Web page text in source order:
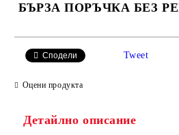
БЪРЗА ПОРЪЧКА БЕЗ
Сподели Tweet
Оцени продукта
Детайлно описание